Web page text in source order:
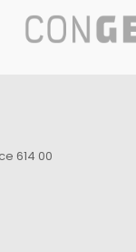
614 00